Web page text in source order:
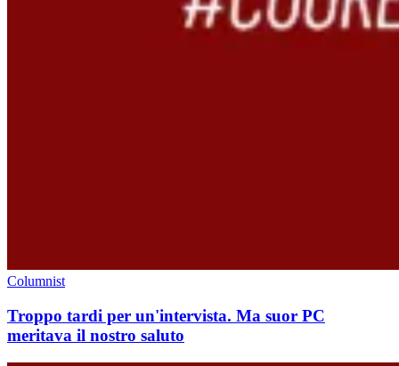
Columnist
Troppo tardi per un'intervista. Ma suor PC
meritava il nostro saluto